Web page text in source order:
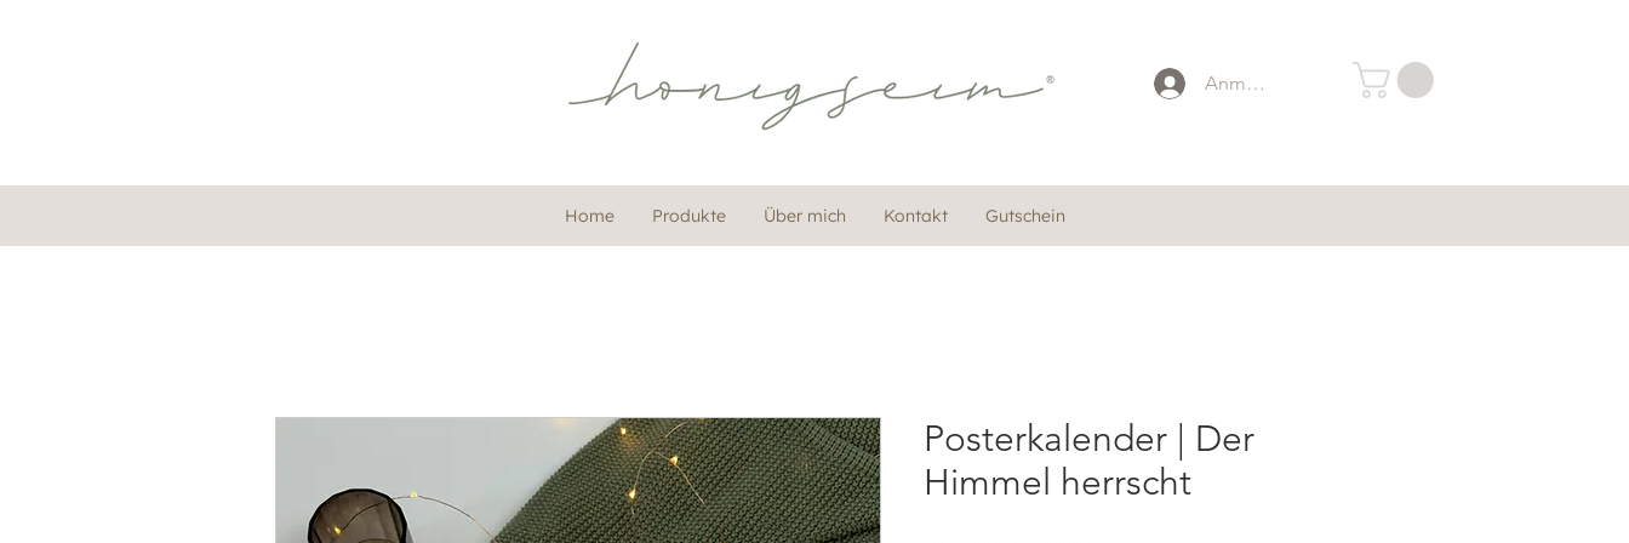
Anmelden
Home Produkte Über mich Kontakt Gutschein
Posterkalender | Der
Himmel herrscht